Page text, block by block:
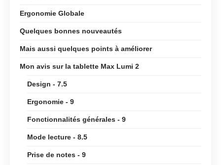
Ergonomie Globale
Quelques bonnes nouveautés
Mais aussi quelques points à améliorer
Mon avis sur la tablette Max Lumi 2
Design - 7.5
Ergonomie - 9
Fonctionnalités générales - 9
Mode lecture - 8.5
Prise de notes - 9